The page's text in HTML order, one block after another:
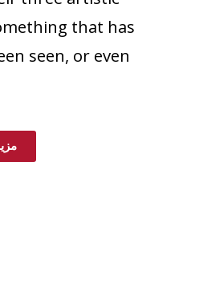
that has
seen, or even